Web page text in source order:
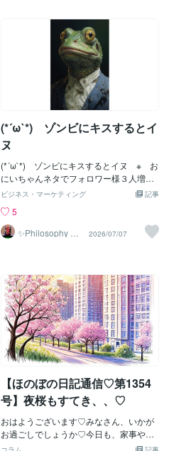
(*´ω`*) ゾンビにキスするとイ
ヌ
(*´ω`*) ゾンビにキスするとイヌ ※ お
にいちゃんネタでフォロワー様３人増😘
_( :0 」 )_ オレゾンビじゃないけどね(*
そうにして爪をいじる_( :0 」 )_ それ男
子の取説じゃない…？？(*´ω`*) でもド
ラキュラになりきれてなくない…？？
🦠(;´ω`) たいへんたいへん🦄(ˉ ˡˍˉ 🎀)(-ω-
`)🐟(๑`•᎔•๑)(;´ω`) ランサーエボリュー
ション（*Ф3Ф).:∵ぶっ_( :0 」 )_ 何だよ
それ新しい呪文かよ(^_^;💛) …※ 子供
は見逃していただける
記事
ビジネス・マーケティング
5
✨Philosophy Va
2026/07/07
【ほのぼの日記通信♡第1354
号】夜桜もすてき、、♡
おはようございます♡みなさん、いかが
お過ごしでしょうか♡今日も、家事や、
お仕事、がんばってくださいね♡日曜日